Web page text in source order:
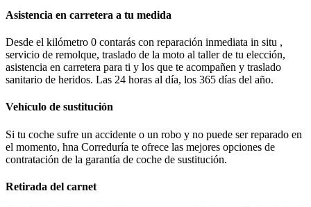
Asistencia en carretera a tu medida
Desde el kilómetro 0 contarás con reparación inmediata in situ ,
servicio de remolque, traslado de la moto al taller de tu elección,
asistencia en carretera para ti y los que te acompañen y traslado
sanitario de heridos. Las 24 horas al día, los 365 días del año.
Vehículo de sustitución
Si tu coche sufre un accidente o un robo y no puede ser reparado en
el momento, hna Correduría te ofrece las mejores opciones de
contratación de la garantía de coche de sustitución.
Retirada del carnet